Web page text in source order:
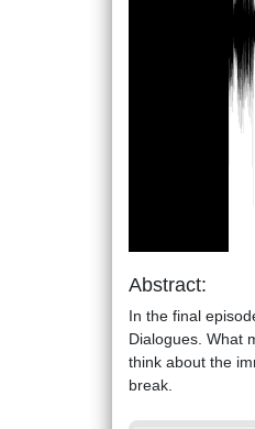
Abstract:
In the final
Dialogues. What
think about the
break.